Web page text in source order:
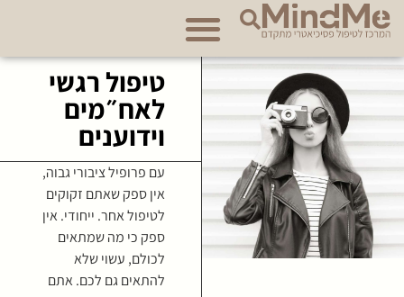
טיפול רגשי
לאח״מים
וידוענים
עם פרופיל ציבורי גבוה,
אין ספק שאתם זקוקים
לטיפול אחר. ייחודי. אין
ספק כי מה שמתאים
לכולם, עשוי שלא
להתאים גם לכם. אתם